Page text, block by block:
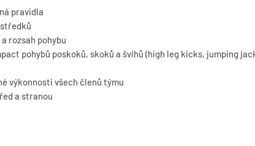
pravidla
rozsah pohybu
pohybů poskoků, skoků a švihů (high leg kicks, jumping
výkonnosti všech členů týmu
a stranou